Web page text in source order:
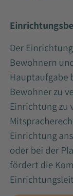
Der
Bewohnern
Hauptaufgabe
Bewohner zu
Einrichtung zu
Einrichtung
oder bei der
fördert die